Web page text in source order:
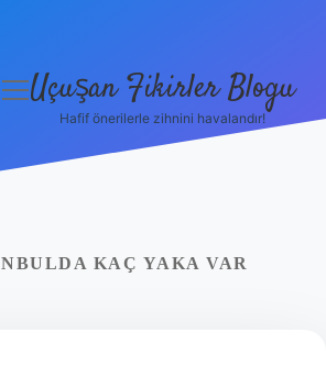
menüyü
Uçuşan Fikirler Blogu
Hafif önerilerle zihnini havalandır!
KAÇ YAKA VAR